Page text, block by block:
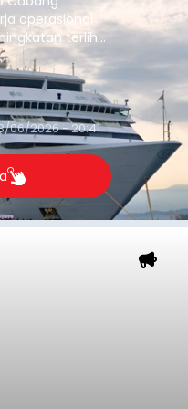
operasional
terlihat
juta Gross
persen
tahun lalu
06/2026 - 20:41